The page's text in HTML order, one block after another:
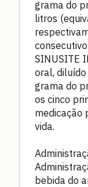
grama do
litros
SINUSITE
oral, diluído
grama do
os cinco
medicação
vida.
bebida do